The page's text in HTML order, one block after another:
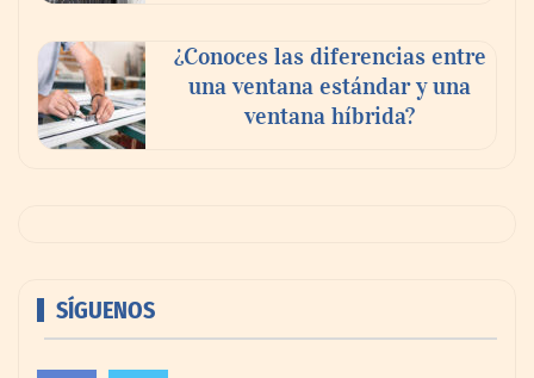
¿Conoces las diferencias entre
una ventana estándar y una
ventana híbrida?
SÍGUENOS